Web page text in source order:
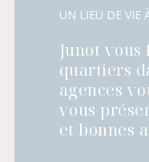
UN LIEU DE VIE
Junot
quartiers
agences
vous
et bonnes